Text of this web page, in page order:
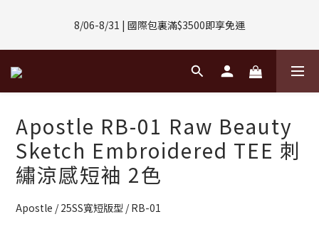
(數量有限售完不補)
8/06-8/31 | 國際包裏滿$3500即享免運
8/08-8/10 | 全館任選3件 贈 $188購物金
8/01-8/31 | 任選2件CUBOX正價商品 贈【威靈頓 / 波士頓墨鏡】
(數量有限售完不補)
Apostle RB-01 Raw Beauty
Sketch Embroidered TEE 刺
繡涼感短袖 2色
Apostle / 25SS寬短版型 / RB-01